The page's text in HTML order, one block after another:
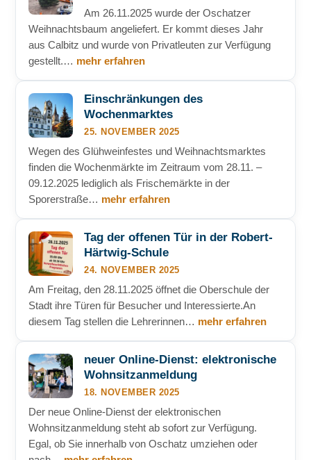
Am 26.11.2025 wurde der Oschatzer
Weihnachtsbaum angeliefert. Er kommt dieses Jahr
aus Calbitz und wurde von Privatleuten zur Verfügung
gestellt.… mehr erfahren
Einschränkungen des
Wochenmarktes
25. NOVEMBER 2025
Wegen des Glühweinfestes und Weihnachtsmarktes
finden die Wochenmärkte im Zeitraum vom 28.11. –
09.12.2025 lediglich als Frischemärkte in der
Sporerstraße… mehr erfahren
Tag der offenen Tür in der Robert-
Härtwig-Schule
24. NOVEMBER 2025
Am Freitag, den 28.11.2025 öffnet die Oberschule der
Stadt ihre Türen für Besucher und Interessierte.An
diesem Tag stellen die Lehrerinnen… mehr erfahren
neuer Online-Dienst: elektronische
Wohnsitzanmeldung
18. NOVEMBER 2025
Der neue Online-Dienst der elektronischen
Wohnsitzanmeldung steht ab sofort zur Verfügung.
Egal, ob Sie innerhalb von Oschatz umziehen oder